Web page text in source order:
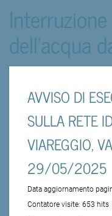
dell'acqua
AVVISO DI
SULLA RETE
VIAREGGIO,
29/05/2025
Data aggiornamento
Contatore visite: 653 hits